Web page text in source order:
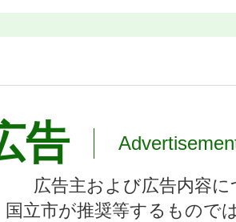
告
広告主および広告内容
国立市が推奨等するもので